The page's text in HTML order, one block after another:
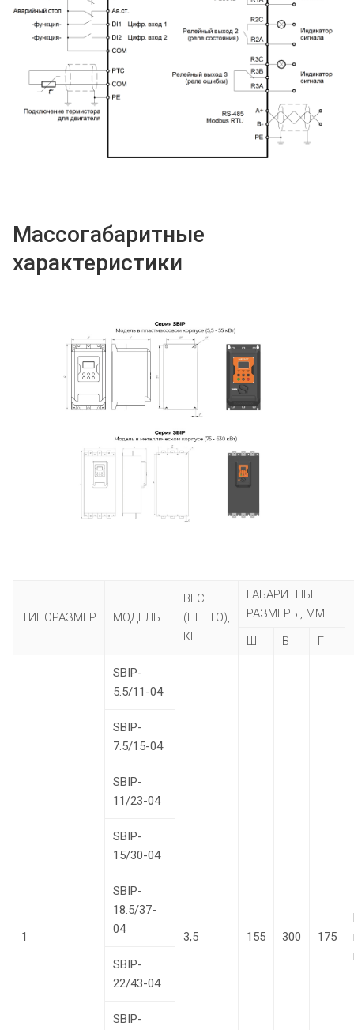
Массогабаритные
характеристики
ТИПОРАЗМЕР МОДЕЛЬ
ВЕС
(НЕТТО),
КГ
ГАБАРИТНЫЕ
РАЗМЕРЫ, ММ
Ш
В Г
1
SBIP-
5.5/11-04
3,5 155 300 175
SBIP-
7.5/15-04
SBIP-
11/23-04
SBIP-
15/30-04
SBIP-
18.5/37-
04
SBIP-
22/43-04
SBIP-